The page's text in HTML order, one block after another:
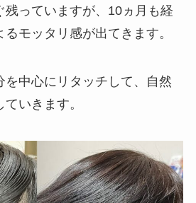
残っていますが、10ヵ月も経
モッタリ感が出てきます。
を中心にリタッチして、自然
いきます。